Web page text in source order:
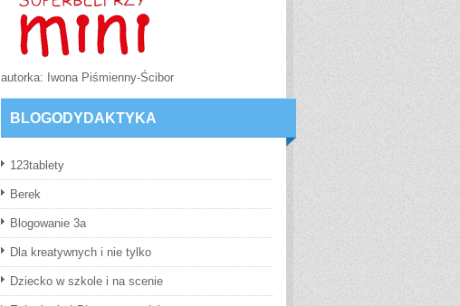
autorka: Iwona Piśmienny-Ścibor
BLOGODYDAKTYKA
123tablety
Berek
Blogowanie 3a
Dla kreatywnych i nie tylko
Dziecko w szkole i na scenie